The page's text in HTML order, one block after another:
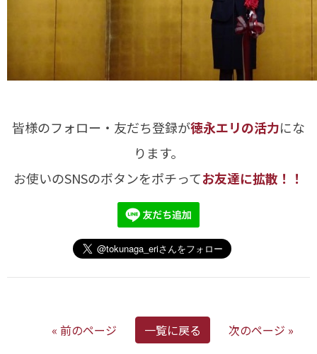
皆様のフォロー・友だち登録が徳永エリの活力にな
ります。
お使いのSNSのボタンをポチってお友達に拡散！！
« 前のページ 一覧に戻る 次のページ »